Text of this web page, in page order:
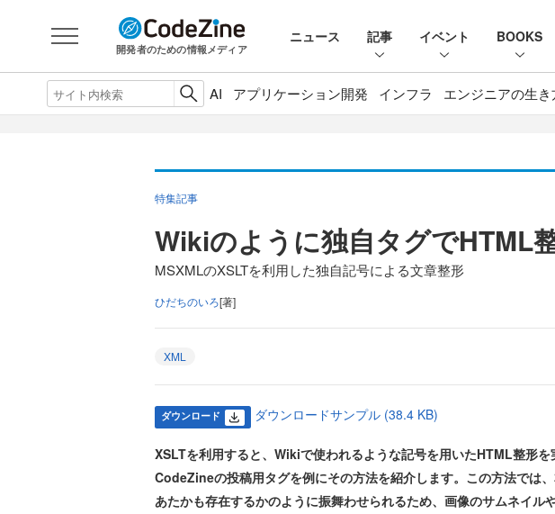
開発者のための情報メディア
ニュース 記事 イベント BOOKS
AI アプリケーション開発 インフラ エンジニアの生き
特集記事
Wikiのように独自タグでHTML
MSXMLのXSLTを利用した独自記号による文章整形
ひだちのいろ[著]
XML
ダウンロード ダウンロードサンプル (38.4 KB)
XSLTを利用すると、Wikiで使われるような記号を用いたHTML整形を
CodeZineの投稿用タグを例にその方法を紹介します。この方法では
あたかも存在するかのように振舞わせられるため、画像のサムネイル